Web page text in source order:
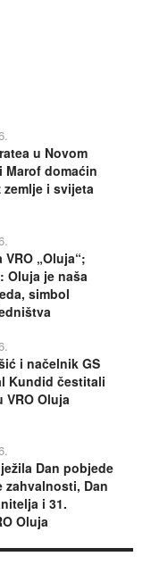
u Novom
Marof domaćin
i svijeta
„Oluja“;
Oluja je naša
simbol
i načelnik GS
Kundid čestitali
Oluja
Dan pobjede
zahvalnosti, Dan
i 31.
Oluja